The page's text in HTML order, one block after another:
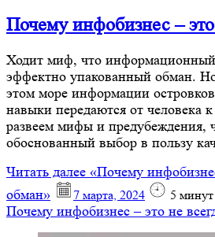
Почему инфобизнес –
Ходит миф, что информационный
эффектно упакованный обман.
этом море информации
навыки передаются от человека
развеем мифы и предубеждения,
обоснованный выбор в пользу
Читать далее «Почему
обман»
7 марта, 2024 5 минут
Почему инфобизнес – это не